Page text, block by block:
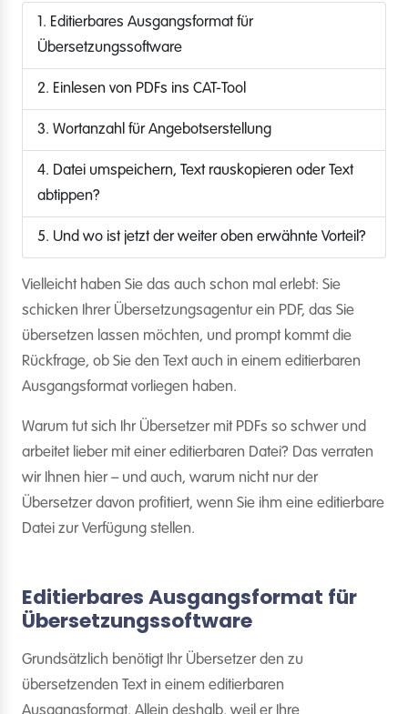
1. Editierbares Ausgangsformat für
Übersetzungssoftware
2. Einlesen von PDFs ins CAT-Tool
3. Wortanzahl für Angebotserstellung
4. Datei umspeichern, Text rauskopieren oder Text
abtippen?
5. Und wo ist jetzt der weiter oben erwähnte Vorteil?
Vielleicht haben Sie das auch schon mal erlebt: Sie
schicken Ihrer Übersetzungsagentur ein PDF, das Sie
übersetzen lassen möchten, und prompt kommt die
Rückfrage, ob Sie den Text auch in einem editierbaren
Ausgangsformat vorliegen haben.
Warum tut sich Ihr Übersetzer mit PDFs so schwer und
arbeitet lieber mit einer editierbaren Datei? Das verraten
wir Ihnen hier – und auch, warum nicht nur der
Übersetzer davon profitiert, wenn Sie ihm eine editierbare
Datei zur Verfügung stellen.
Editierbares Ausgangsformat für
Übersetzungssoftware
Grundsätzlich benötigt Ihr Übersetzer den zu
übersetzenden Text in einem editierbaren
Ausgangsformat. Allein deshalb, weil er Ihre